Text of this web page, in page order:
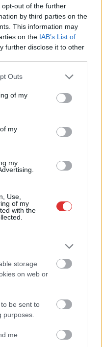
out of the further
by third parties on the
This information may
on the IAB’s List of
further disclose it to other
one or more Google
You may click to
its third-party tags to
in below Google
Outs
of my
my
my
Use,
of my
with the
storage
on web or
be sent to
purposes.
me
Jó hangulatban
futkározó, játszadozó
gyermekek, közösen
focit néző felnőttek,
volt Szolnok pénteken.
száma
Törökszentmiklós
önkormányzati
Törökszentmiklósi
Rendőrkapitányság
2022. évi
hogy Törökszentmiklós
bűncselekmények száma
regisztrált